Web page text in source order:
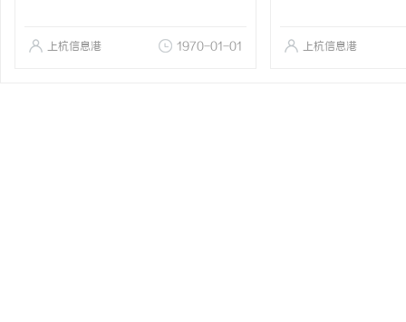
上杭信息港 1970-01-01 上杭信息港